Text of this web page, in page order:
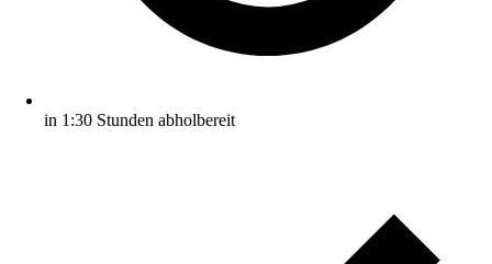
in 1:30 Stunden abholbereit